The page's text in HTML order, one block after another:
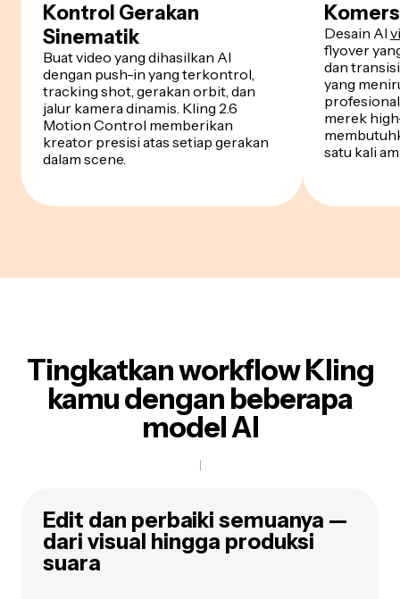
Kontrol Gerakan
Sinematik
Buat video yang dihasilkan AI
dengan push-in yang terkontrol,
tracking shot, gerakan orbit, dan
jalur kamera dinamis. Kling 2.6
Motion Control memberikan
kreator presisi atas setiap gerakan
dalam scene.
Desain AI
flyover
dan
yang
merek
satu kali
Tingkatkan workflow Kling
kamu dengan beberapa
model AI
Edit dan perbaiki semuanya —
dari visual hingga produksi
suara